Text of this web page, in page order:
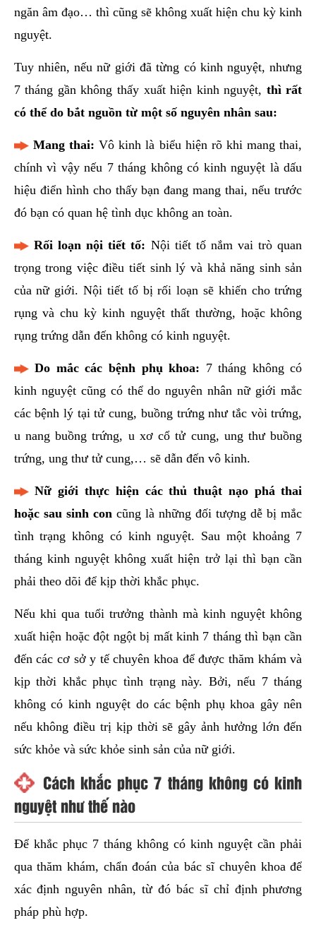
ngăn âm đạo… thì cũng sẽ không xuất hiện chu kỳ kinh
nguyệt.
Tuy nhiên, nếu nữ giới đã từng có kinh nguyệt, nhưng
7 tháng gần không thấy xuất hiện kinh nguyệt, thì rất
có thể do bắt nguồn từ một số nguyên nhân sau:
Mang thai:Vô kinh là biểu hiện rõ khi mang thai,
chính vì vậy nếu 7 tháng không có kinh nguyệt là dấu
hiệu điển hình cho thấy bạn đang mang thai, nếu trước
đó bạn có quan hệ tình dục không an toàn.
Rối loạn nội tiết tố: Nội tiết tố nắm vai trò quan
trọng trong việc điều tiết sinh lý và khả năng sinh sản
của nữ giới. Nội tiết tố bị rối loạn sẽ khiến cho trứng
rụng và chu kỳ kinh nguyệt thất thường, hoặc không
rụng trứng dẫn đến không có kinh nguyệt.
Do mắc các bệnh phụ khoa: 7 tháng không có
kinh nguyệt cũng có thể do nguyên nhân nữ giới mắc
các bệnh lý tại tử cung, buồng trứng như tắc vòi trứng,
u nang buồng trứng, u xơ cổ tử cung, ung thư buồng
trứng, ung thư tử cung,… sẽ dẫn đến vô kinh.
Nữ giới thực hiện các thủ thuật nạo phá thai
hoặc sau sinh con cũng là những đối tượng dễ bị mắc
tình trạng không có kinh nguyệt. Sau một khoảng 7
tháng kinh nguyệt không xuất hiện trở lại thì bạn cần
phải theo dõi để kịp thời khắc phục.
Nếu khi qua tuổi trưởng thành mà kinh nguyệt không
xuất hiện hoặc đột ngột bị mất kinh 7 tháng thì bạn cần
đến các cơ sở y tế chuyên khoa để được thăm khám và
kịp thời khắc phục tình trạng này. Bởi, nếu 7 tháng
không có kinh nguyệt do các bệnh phụ khoa gây nên
nếu không điều trị kịp thời sẽ gây ảnh hưởng lớn đến
sức khỏe và sức khỏe sinh sản của nữ giới.
Cách khắc phục 7 tháng không có kinh
nguyệt như thế nào
Để khắc phục 7 tháng không có kinh nguyệt cần phải
qua thăm khám, chẩn đoán của bác sĩ chuyên khoa để
xác định nguyên nhân, từ đó bác sĩ chỉ định phương
pháp phù hợp.